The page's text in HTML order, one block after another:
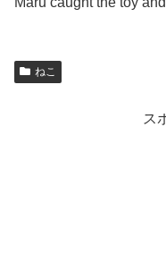
ねこ
ス